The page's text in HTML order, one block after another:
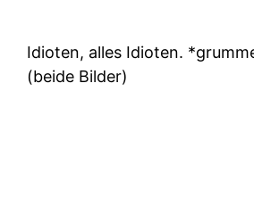
Idioten, alles Idioten.
(beide Bilder)